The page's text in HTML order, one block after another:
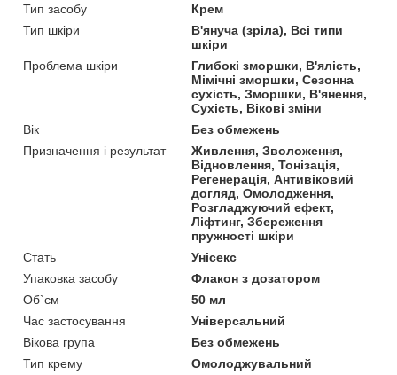
Тип засобу
Крем
Тип шкіри
В'януча (зріла), Всі типи
шкіри
Проблема шкіри
Глибокі зморшки, В'ялість,
Мімічні зморшки, Сезонна
сухість, Зморшки, В'янення,
Сухість, Вікові зміни
Вік
Без обмежень
Призначення і результат
Живлення, Зволоження,
Відновлення, Тонізація,
Регенерація, Антивіковий
догляд, Омолодження,
Розгладжуючий ефект,
Ліфтинг, Збереження
пружності шкіри
Стать
Унісекс
Упаковка засобу
Флакон з дозатором
Об`єм
50 мл
Час застосування
Універсальний
Вікова група
Без обмежень
Тип крему
Омолоджувальний